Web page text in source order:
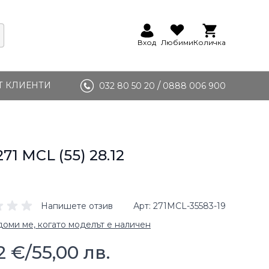
Вход ЛюбимиКоличка
КЛИЕНТИ 032 80 50 20 / 0888 006 900
MCL (55) 28.12
Напишете отзив Арт 271MCL-35583-19
ме, когато моделът е наличен
€/55,00 лв.